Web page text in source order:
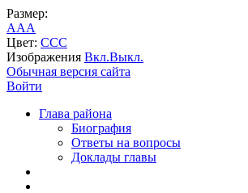
Размер:
AAA
Цвет: CCC
Изображения Вкл.Выкл.
Обычная версия сайта
Войти
Глава района
Биография
Ответы на вопросы
Доклады главы